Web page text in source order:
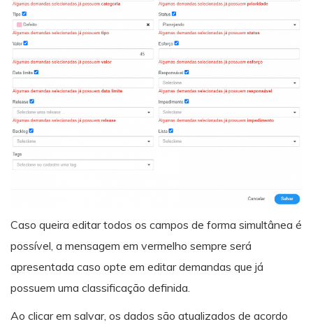
Caso queira editar todos os campos de forma simultânea é
possível, a mensagem em vermelho sempre será
apresentada caso opte em editar demandas que já
possuem uma classificação definida.
Ao clicar em salvar, os dados são atualizados de acordo